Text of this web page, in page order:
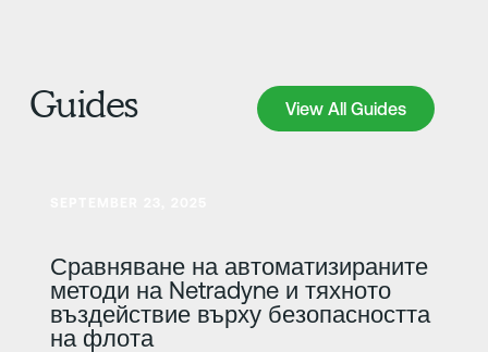
Guides View All Guides
View All Guides
Сравняване на автоматизираните
методи на Netradyne и тяхното
въздействие върху безопасността
на флота